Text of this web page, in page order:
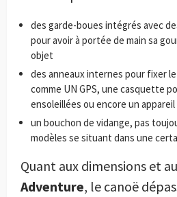
des garde-boues intégrés avec
pour avoir à portée de main sa
objet
des anneaux internes pour fixer
comme UN GPS, une casquette
ensoleillées ou encore un
un bouchon de vidange, pas
modèles se situant dans une
Quant aux dimensions et
Adventure, le canoë